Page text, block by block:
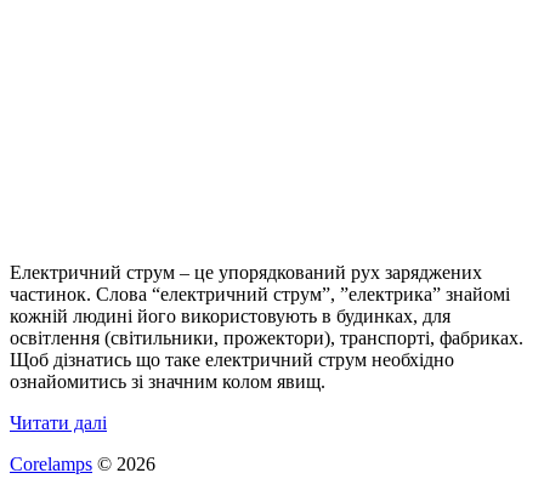
Електричний струм – це упорядкований рух заряджених
частинок. Слова “електричний струм”, ”електрика” знайомі
кожній людині його використовують в будинках, для
освітлення (світильники, прожектори), транспорті, фабриках.
Щоб дізнатись що таке електричний струм необхідно
ознайомитись зі значним колом явищ.
Читати далі
Corelamps © 2026